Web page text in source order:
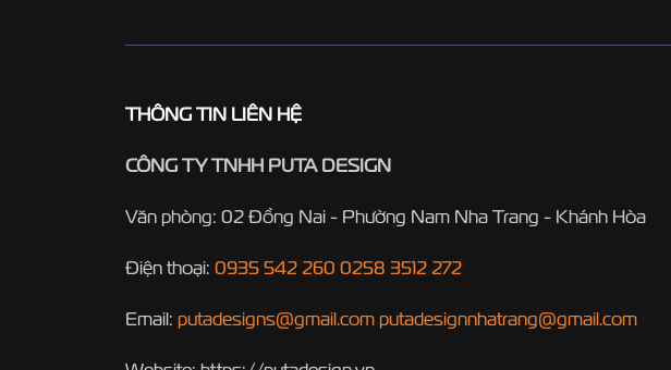
THÔNG TIN LIÊN HỆ
CÔNG TY TNHH PUTA DESIGN
Văn phòng: 02 Đồng Nai - Phường Nam Nha Trang - Khánh Hòa
Điện thoại: 0935 542 260 0258 3512 272
Email: putadesigns@gmail.com putadesignnhatrang@gmail.com